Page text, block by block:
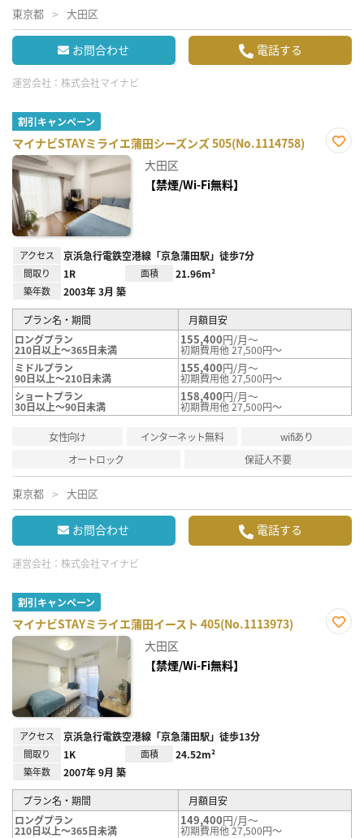
東京都 大田区
お問合わせ 電話する
運営会社： 株式会社マイナビ
割引キャンペーン
マイナビSTAYミライエ蒲田シーズンズ 505(No.1114758)
大田区
【禁煙/Wi-Fi無料】
アクセス 京浜急行電鉄空港線「京急蒲田駅」徒歩7分
間取り 1R 面積 21.96m²
築年数 2003年 3月 築
プラン名・期間
月額目安
ロングプラン
210日以上～365日未満
155,400円/月～
初期費用他 27,500円～
ミドルプラン
90日以上～210日未満
155,400円/月～
初期費用他 27,500円～
ショートプラン
30日以上～90日未満
158,400円/月～
初期費用他 27,500円～
女性向け インターネット無料
wifiあり
オートロック
保証人不要
東京都 大田区
お問合わせ 電話する
運営会社： 株式会社マイナビ
割引キャンペーン
マイナビSTAYミライエ蒲田イースト 405(No.1113973)
大田区
【禁煙/Wi-Fi無料】
アクセス 京浜急行電鉄空港線「京急蒲田駅」徒歩13分
間取り 1K 面積 24.52m²
築年数 2007年 9月 築
プラン名・期間
月額目安
ロングプラン
210日以上～365日未満
149,400円/月～
初期費用他 27,500円～